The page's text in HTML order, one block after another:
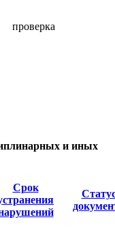
проверка
и иных
Срок